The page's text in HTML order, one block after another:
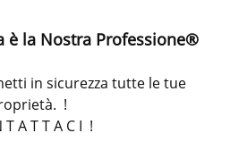
è la Nostra Professione®
in sicurezza tutte le tue
!
T A T T A C I !